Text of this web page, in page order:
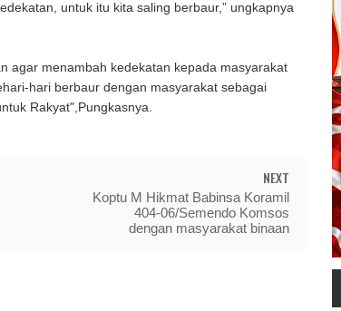
untuk itu kita saling berbaur,” ungkapnya
agar menambah kedekatan kepada masyarakat
hari berbaur dengan masyarakat sebagai
Rakyat",Pungkasnya.
NEXT
Koptu M Hikmat Babinsa Koramil
404-06/Semendo Komsos
dengan masyarakat binaan